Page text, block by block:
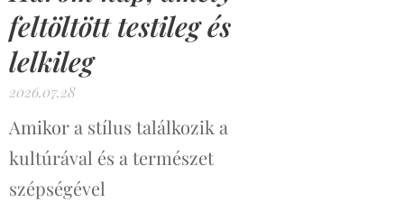
feltöltött testileg és
lelkileg
2026.07.28
Amikor a stílus találkozik a
kultúrával és a természet
szépségével